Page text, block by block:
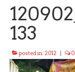
2018
2017
2016
133
posted in: 2012 0